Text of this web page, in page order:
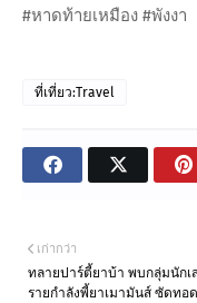
#หาดท้ายเหมือง #พังงา
ที่เที่ยว:Travel
เก่ากว่า
ทลายปาร์ตี้ยาบ้า พบกลุ่มนักเ
รายกำลังพี้ยาเมามันส์ ซัดทอ